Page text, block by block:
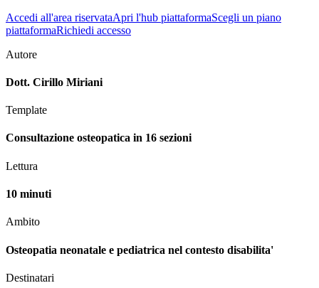
Accedi all'area riservataApri l'hub piattaformaScegli un piano
piattaformaRichiedi accesso
Autore
Dott. Cirillo Miriani
Template
Consultazione osteopatica in 16 sezioni
Lettura
10 minuti
Ambito
Osteopatia neonatale e pediatrica nel contesto disabilita'
Destinatari